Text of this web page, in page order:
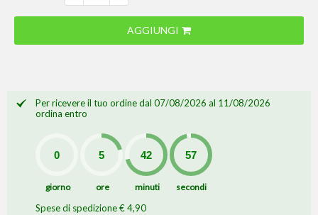
AGGIUNGI
Per ricevere il tuo ordine dal 07/08/2026 al 11/08/2026
ordina entro
giorno ore minuti secondi
Spese di spedizione € 4,90